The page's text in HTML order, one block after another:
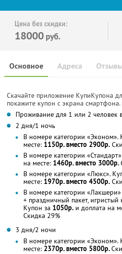
Цена без скидки:
18000 руб.
Основное Отзывы
Адреса
Скачайте приложение КупиКупона
покажите купон с экрана
Проживание для 1 или 2 человек
2 дня/1 ночь
В номере категории «Эконом».
месте: 1150р. вместо 2900р.
В номере категории
на месте: 1460р. вместо 3000р.
В номере категории «Люкс».
месте: 1970р. вместо 4500р.
В номере категории
+ праздничный пакет,
Купон за 1050р. и доплата на
Скидка 29%
3 дня/2 ночи
В номере категории «Эконом».
месте: 2370р. вместо 5800р.